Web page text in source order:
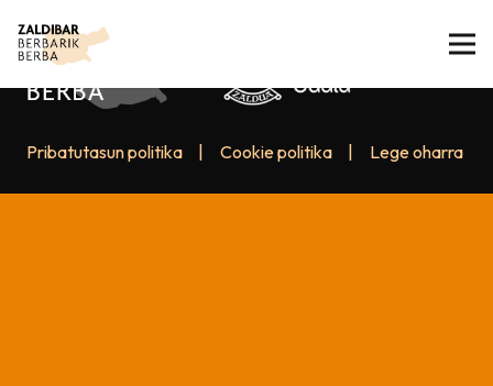
Pribatutasun politika Cookie politika Lege oharra